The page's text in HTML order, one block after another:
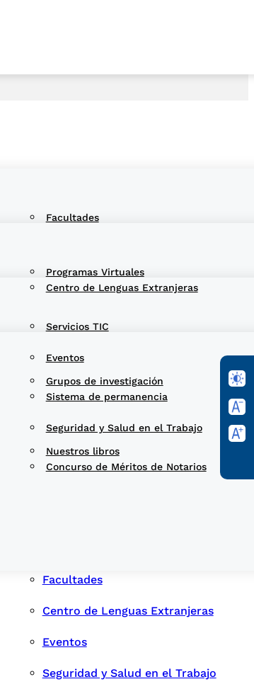
Facultades
Centro de Lenguas Extranjeras
Eventos
Seguridad y Salud en el Trabajo
Programas Virtuales
Servicios TIC
Sistema de permanencia
Concurso de Méritos de Notarios
Grupos de investigación
Nuestros libros
Facultades
Centro de Lenguas Extranjeras
Eventos
Seguridad y Salud en el Trabajo